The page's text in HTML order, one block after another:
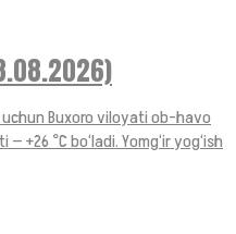
Buxoro viloyati ob-havo
+26 °C bo‘ladi. Yomg‘ir yog‘ish